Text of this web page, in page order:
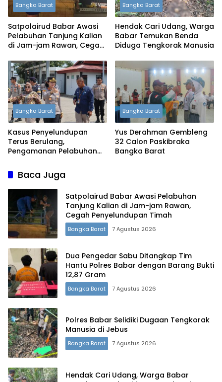
Terdepan Menyorot Fakta.
Bangka Barat
Satpolairud Babar Awasi
Pelabuhan Tanjung Kalian
di Jam-jam Rawan, Cegah
Bangka Barat
Hendak Cari Udang, Warga
Babar Temukan Benda
Diduga Tengkorak Manusia
Bangka Barat
Kasus Penyelundupan
Terus Berulang,
Pengamanan Pelabuhan
Diperketat
Bangka Barat
Yus Derahman Gembleng
32 Calon Paskibraka
Bangka Barat
Baca Juga
Satpolairud Babar Awasi Pelabuhan
Tanjung Kalian di Jam-jam Rawan,
Cegah Penyelundupan Timah
Bangka Barat 7 Agustus 2026
Dua Pengedar Sabu Ditangkap Tim
Hantu Polres Babar dengan Barang Bukti
12,87 Gram
Bangka Barat 7 Agustus 2026
Polres Babar Selidiki Dugaan Tengkorak
Manusia di Jebus
Bangka Barat 7 Agustus 2026
Hendak Cari Udang, Warga Babar